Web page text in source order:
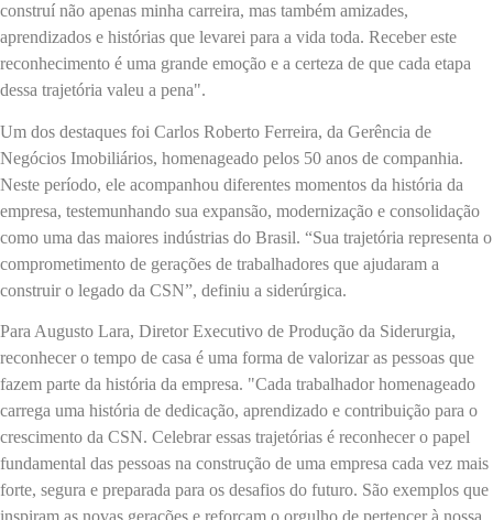
construí não apenas minha carreira, mas também amizades,
aprendizados e histórias que levarei para a vida toda. Receber este
reconhecimento é uma grande emoção e a certeza de que cada etapa
dessa trajetória valeu a pena".
Um dos destaques foi Carlos Roberto Ferreira, da Gerência de
Negócios Imobiliários, homenageado pelos 50 anos de companhia.
Neste período, ele acompanhou diferentes momentos da história da
empresa, testemunhando sua expansão, modernização e consolidação
como uma das maiores indústrias do Brasil. “Sua trajetória representa o
comprometimento de gerações de trabalhadores que ajudaram a
construir o legado da CSN”, definiu a siderúrgica.
Para Augusto Lara, Diretor Executivo de Produção da Siderurgia,
reconhecer o tempo de casa é uma forma de valorizar as pessoas que
fazem parte da história da empresa. "Cada trabalhador homenageado
carrega uma história de dedicação, aprendizado e contribuição para o
crescimento da CSN. Celebrar essas trajetórias é reconhecer o papel
fundamental das pessoas na construção de uma empresa cada vez mais
forte, segura e preparada para os desafios do futuro. São exemplos que